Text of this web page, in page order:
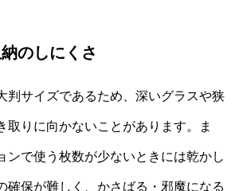
のしにくさ
判サイズであるため、深いグラスや狭
取りに向かないことがあります。ま
ンで使う枚数が少ないときには乾かし
確保が難しく、かさばる・邪魔になる